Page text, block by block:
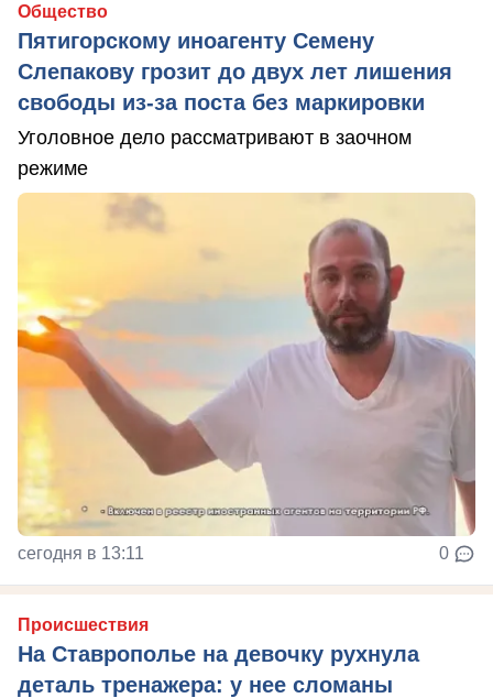
Общество
Пятигорскому иноагенту Семену
Слепакову грозит до двух лет лишения
свободы из-за поста без маркировки
Уголовное дело рассматривают в заочном
режиме
сегодня в 13:11 0
Происшествия
На Ставрополье на девочку рухнула
деталь тренажера: у нее сломаны